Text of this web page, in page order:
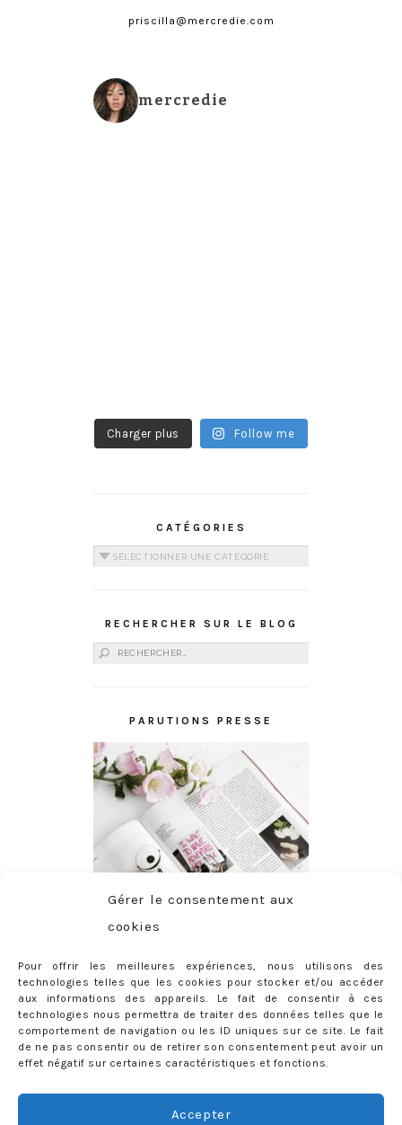
Gérer le consentement aux
cookies
Pour offrir les meilleures expériences, nous utilisons des
technologies telles que les cookies pour stocker et/ou accéder
aux informations des appareils. Le fait de consentir à ces
technologies nous permettra de traiter des données telles que le
comportement de navigation ou les ID uniques sur ce site. Le fait
de ne pas consentir ou de retirer son consentement peut avoir un
effet négatif sur certaines caractéristiques et fonctions.
Accepter
priscilla@mercredie.com
mercredie
Charger plus Follow me
CATÉGORIES
Catégories
RECHERCHER SUR LE BLOG
Rechercher :
PARUTIONS PRESSE
ABONNEMENT
Adresse